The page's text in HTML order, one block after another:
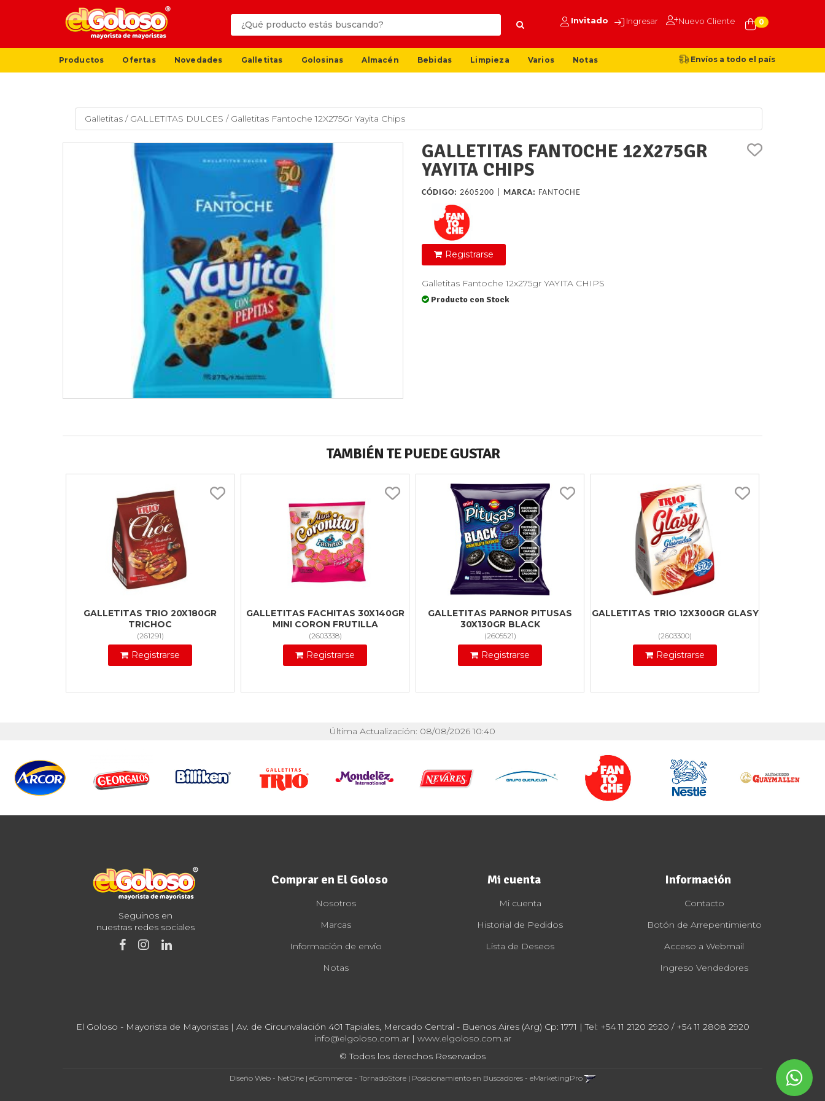
Invitado Ingresar Nuevo Cliente 0
Productos Ofertas Novedades Galletitas Golosinas Almacén Bebidas Limpieza Varios Notas Envíos a todo el país
Galletitas / GALLETITAS DULCES / Galletitas Fantoche 12X275Gr Yayita Chips
GALLETITAS FANTOCHE 12X275GR
YAYITA CHIPS
CÓDIGO: 2605200 | MARCA: FANTOCHE
Registrarse
Galletitas Fantoche 12x275gr YAYITA CHIPS
Producto con Stock
TAMBIÉN TE PUEDE GUSTAR
GALLETITAS TRIO 20X180GR
TRICHOC
(261291)
Registrarse
GALLETITAS FACHITAS 30X140GR
MINI CORON FRUTILLA
(2603338)
Registrarse
GALLETITAS PARNOR PITUSAS
30X130GR BLACK
(2605521)
Registrarse
GALLETITAS TRIO 12X300GR GLASY
(2603300)
Registrarse
Última Actualización: 08/08/2026 10:40
Seguinos en
nuestras redes sociales
Comprar en El Goloso
Nosotros
Marcas
Información de envío
Notas
Mi cuenta
Mi cuenta
Historial de Pedidos
Lista de Deseos
Información
Contacto
Botón de Arrepentimiento
Acceso a Webmail
Ingreso Vendedores
El Goloso - Mayorista de Mayoristas | Av. de Circunvalación 401 Tapiales, Mercado Central - Buenos Aires (Arg) Cp: 1771 | Tel: +54 11 2120 2920 / +54 11 2808 2920
info@elgoloso.com.ar| www.elgoloso.com.ar
© Todos los derechos Reservados
Diseño Web - NetOne| eCommerce - TornadoStore| Posicionamiento en Buscadores - eMarketingPro